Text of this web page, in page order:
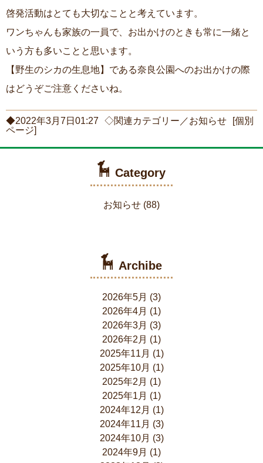
Category
お知らせ (88)
Archibe
2026年5月 (3)
2026年4月 (1)
2026年3月 (3)
2026年2月 (1)
2025年11月 (1)
2025年10月 (1)
2025年2月 (1)
2025年1月 (1)
2024年12月 (1)
2024年11月 (3)
2024年10月 (3)
2024年9月 (1)
啓発活動はとても大切なことと考えています。
ワンちゃんも家族の一員で、お出かけのときも常に一緒と
いう方も多いことと思います。
【野生のシカの生息地】である奈良公園へのお出かけの際
はどうぞご注意くださいね。
◆2022年3月7日01:27 ◇関連カテゴリー／お知らせ
[個別
ページ]